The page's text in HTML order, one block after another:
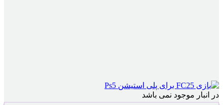
در انبار موجود نمی باشد